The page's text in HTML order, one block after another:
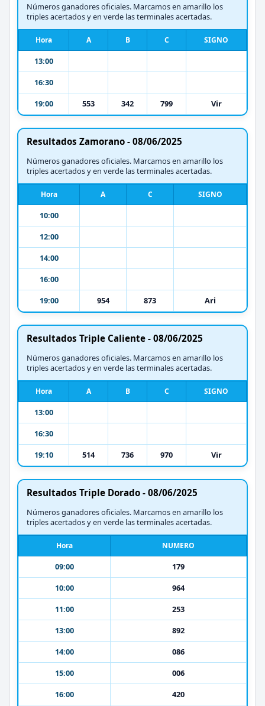
Números ganadores oficiales. Marcamos en amarillo los
triples acertados y en verde las terminales acertadas.
Hora A B C SIGNO
13:00
16:30
19:00
553 342 799 Vir
Resultados Zamorano - 08/06/2025
Números ganadores oficiales. Marcamos en amarillo los
triples acertados y en verde las terminales acertadas.
Hora A C SIGNO
10:00
12:00
14:00
16:00
19:00
954 873 Ari
Resultados Triple Caliente - 08/06/2025
Números ganadores oficiales. Marcamos en amarillo los
triples acertados y en verde las terminales acertadas.
Hora A B C SIGNO
13:00
16:30
19:10
514 736 970 Vir
Resultados Triple Dorado - 08/06/2025
Números ganadores oficiales. Marcamos en amarillo los
triples acertados y en verde las terminales acertadas.
Hora NUMERO
09:00
179
10:00
964
11:00
253
13:00
892
14:00
086
15:00
006
16:00
420